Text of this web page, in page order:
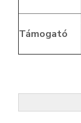
Támogató